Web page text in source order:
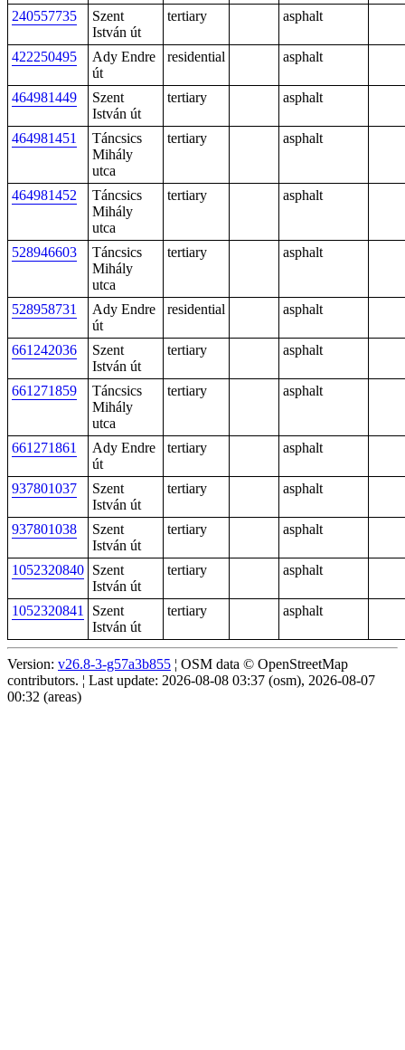
240557735
Szent
István út
tertiary asphalt
422250495
Ady Endre
út
residential asphalt
464981449
Szent
István út
tertiary asphalt
464981451
Táncsics
Mihály
utca
tertiary asphalt
464981452
Táncsics
Mihály
utca
tertiary asphalt
528946603
Táncsics
Mihály
utca
tertiary asphalt
528958731
Ady Endre
út
residential asphalt
661242036
Szent
István út
tertiary asphalt
661271859
Táncsics
Mihály
utca
tertiary asphalt
661271861
Ady Endre
út
tertiary asphalt
937801037
Szent
István út
tertiary asphalt
937801038
Szent
István út
tertiary asphalt
1052320840 Szent
István út
tertiary asphalt
1052320841
Szent
István út
tertiary asphalt
Version: v26.8-3-g57a3b855 ¦ OSM data © OpenStreetMap
contributors. ¦ Last update: 2026-08-08 03:37 (osm), 2026-08-07
00:32 (areas)